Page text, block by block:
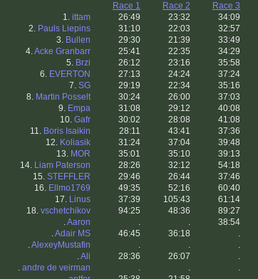
Race 1 Race 2 Race 3
1. ittam 26:49 23:32 34:09
2. Pauls Liepins 31:10 22:03 32:57
3. Bullen 29:30 21:39 33:49
4.Acke Granbarr 25:41 22:35 34:29
5. Brzi 26:12 23:16 35:58
6. EVERTON 27:13 24:24 37:24
7. SG 29:19 22:34 35:16
8. Martin Posselt 30:24 26:00 37:03
9. Empa 31:08 29:12 40:08
10. Gafr 30:02 28:08 41:08
11. Boris Isaikin 28:11 43:41 37:36
12. Koliasik 31:24 37:04 39:48
13. MOR 35:01 35:10 39:13
14. Liam Paterson 28:26 32:12 54:18
15. STEFFLER 29:46 26:44 37:46
16. Ellmo1769 49:35 52:16 60:40
17. Linus 37:39 105:43 61:14
18. vschetchikov 94:25 48:36 89:27
.Aaron . . 38:54
.Adair MS 46:45 36:18 .
.AlexeyMustafin . . .
.Ali 28:36 26:07 .
. andre de veirman . . .